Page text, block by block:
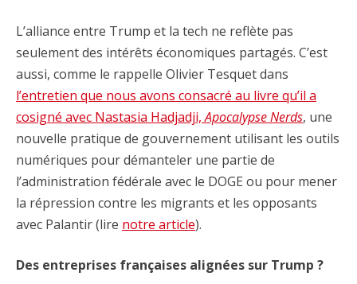
L’alliance entre Trump et la tech ne reflète pas
seulement des intérêts économiques partagés. C’est
aussi, comme le rappelle Olivier Tesquet dans
l’entretien que nous avons consacré au livre qu’il a
cosigné avec Nastasia Hadjadji,Apocalypse Nerds, une
nouvelle pratique de gouvernement utilisant les outils
numériques pour démanteler une partie de
l’administration fédérale avec le DOGE ou pour mener
la répression contre les migrants et les opposants
avec Palantir (lire notre article).
Des entreprises françaises alignées sur Trump ?